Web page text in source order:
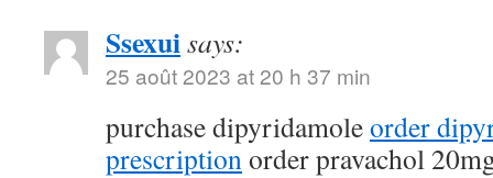
Ssexuisays:
25 août 2023 at 20 h 37 min
purchase dipyridamoleorder
prescriptionorder pravachol